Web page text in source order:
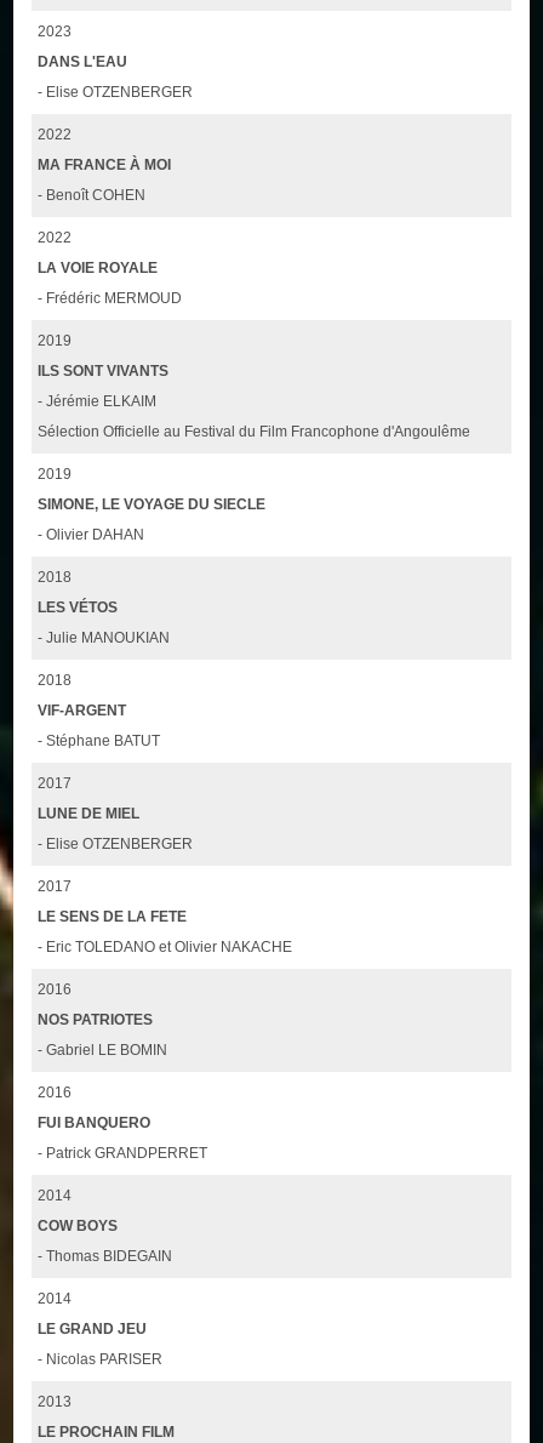
2023
DANS L'EAU
- Elise OTZENBERGER
2022
MA FRANCE À MOI
- Benoît COHEN
2022
LA VOIE ROYALE
- Frédéric MERMOUD
2019
ILS SONT VIVANTS
- Jérémie ELKAIM
Sélection Officielle au Festival du Film Francophone d'Angoulême
2019
SIMONE, LE VOYAGE DU SIECLE
- Olivier DAHAN
2018
LES VÉTOS
- Julie MANOUKIAN
2018
VIF-ARGENT
- Stéphane BATUT
2017
LUNE DE MIEL
- Elise OTZENBERGER
2017
LE SENS DE LA FETE
- Eric TOLEDANO et Olivier NAKACHE
2016
NOS PATRIOTES
- Gabriel LE BOMIN
2016
FUI BANQUERO
- Patrick GRANDPERRET
2014
COW BOYS
- Thomas BIDEGAIN
2014
LE GRAND JEU
- Nicolas PARISER
2013
LE PROCHAIN FILM